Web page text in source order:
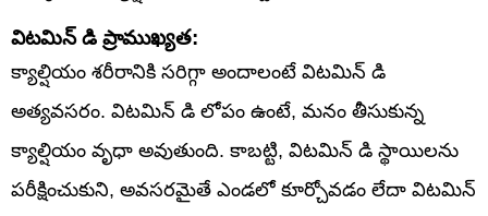
విటమిన్ డి ప్రాముఖ్యత:
క్యాల్షియం శరీరానికి సరిగ్గా అందాలంటే విటమిన్ డి
అత్యవసరం. విటమిన్ డి లోపం ఉంటే, మనం తీసుకున్న
క్యాల్షియం వృధా అవుతుంది. కాబట్టి, విటమిన్ డి స్థాయిలను
పరీక్షించుకుని, అవసరమైతే ఎండలో కూర్చోవడం లేదా విటమిన్